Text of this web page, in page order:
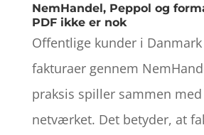
NemHandel, Peppol og
PDF ikke er nok
Offentlige kunder i
fakturaer gennem
praksis spiller sammen
netværket. Det betyder, at